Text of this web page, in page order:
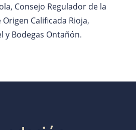
Consejo Regulador de la
Calificada Rioja,
y Bodegas Ontañón.